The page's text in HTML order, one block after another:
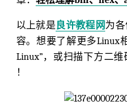
以上就是良许教程网为
容。想要了解更多Linux
Linux”，或扫描下方二
！